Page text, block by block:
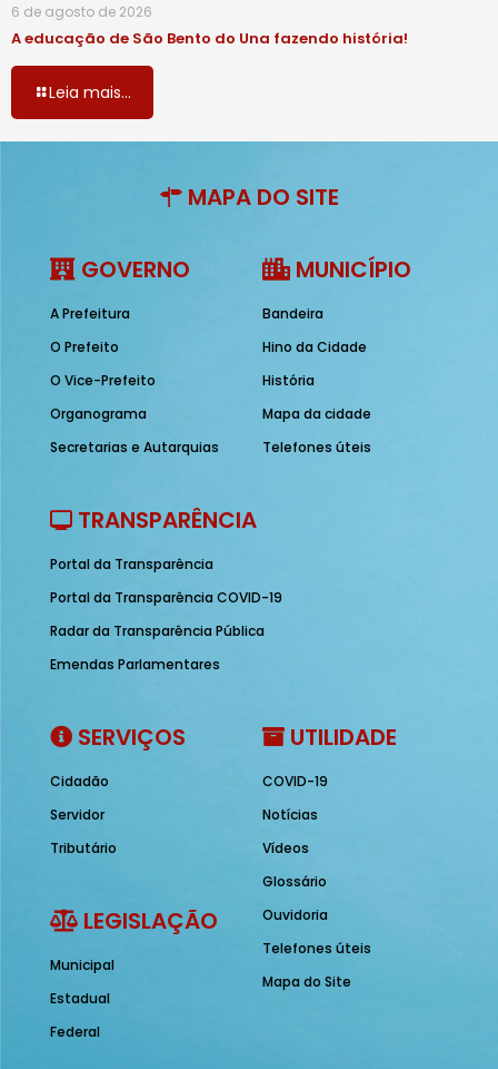
6 de agosto de 2026
A educação de São Bento do Una fazendo história!
Leia mais...
MAPA DO SITE
GOVERNO
A Prefeitura
O Prefeito
O Vice-Prefeito
Organograma
Secretarias e Autarquias
MUNICÍPIO
Bandeira
Hino da Cidade
História
Mapa da cidade
Telefones úteis
TRANSPARÊNCIA
Portal da Transparência
Portal da Transparência COVID-19
Radar da Transparência Pública
Emendas Parlamentares
SERVIÇOS
Cidadão
Servidor
Tributário
LEGISLAÇÃO
Municipal
Estadual
Federal
UTILIDADE
COVID-19
Notícias
Vídeos
Glossário
Ouvidoria
Telefones úteis
Mapa do Site